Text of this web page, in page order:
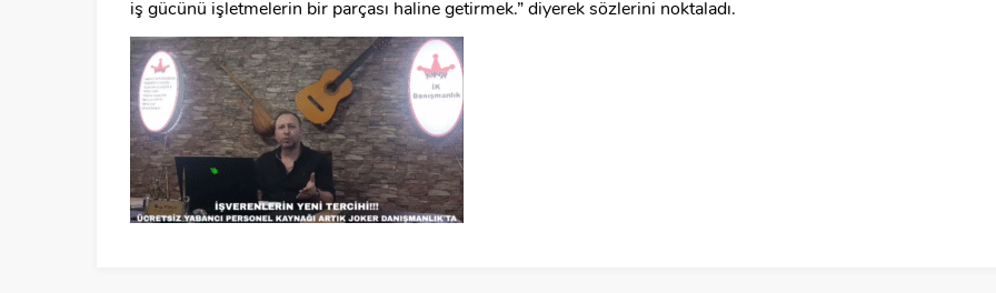
iş gücünü işletmelerin bir parçası haline getirmek.” diyerek sözlerini noktaladı.